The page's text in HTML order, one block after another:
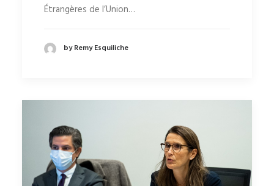
Étrangères de l’Union…
by Remy Esquiliche